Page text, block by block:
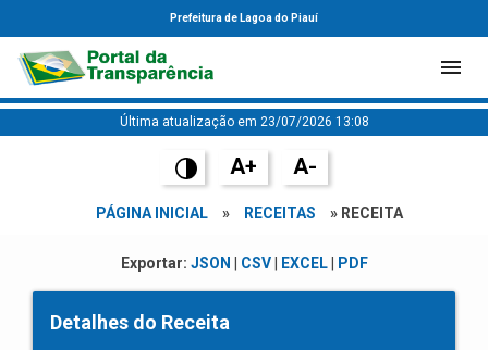
Prefeitura de Lagoa do Piauí
Última atualização em 23/07/2026 13:08
A+ A-
PÁGINA INICIAL » RECEITAS » RECEITA
Exportar: JSON CSV| EXCEL| PDF
Detalhes do Receita